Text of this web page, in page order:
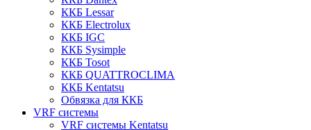
ККБ Lessar
ККБ Electrolux
ККБ IGC
ККБ Sysimple
ККБ Tosot
ККБ QUATTROCLIMA
ККБ Kentatsu
Обвязка для ККБ
VRF системы
VRF системы Kentatsu